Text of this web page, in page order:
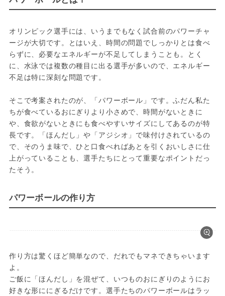
オリンピック選手には、いうまでもなく試合前のパワーチャ
ージが大切です。とはいえ、時間の問題でしっかりとは食べ
らずに、必要なエネルギーが不足してしまうことも。とく
に、水泳では複数の種目に出る選手が多いので、エネルギー
不足は特に深刻な問題です。
そこで考案されたのが、「パワーボール」です。ふだん私た
ちが食べているおにぎりより小さめで、時間がないときに
や、食欲がないときにも食べやすいサイズにしてあるのが特
長です。「ほんだし」や「アジシオ」で味付けされているの
で、そのうま味で、ひと口食べればあとを引くおいしさに仕
上がっていることも、選手たちにとって重要なポイントだっ
たそう。
パワーボールの作り方
作り方は驚くほど簡単なので、だれでもマネできちゃいます
よ。
ご飯に「ほんだし」を混ぜて、いつものおにぎりのようにお
好きな形ににぎるだけです。選手たちのパワーボールはラッ